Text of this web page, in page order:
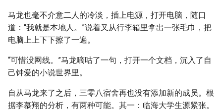
马龙也毫不介意二人的冷淡，插上电源，打开电脑，随口
道：“我就是本地人。”说着又从行李箱里拿出一张毛巾，把
电脑上上下下擦了一遍。
“可惜没网线。”马龙嘀咕了一句，打开一个文档，沉入了自
己钟爱的小说世界里。
自从马龙来了之后，三零八宿舍再也没有添加新的成员。根
据李慕翔的分析，有两种可能。其一：临海大学生源紧张。